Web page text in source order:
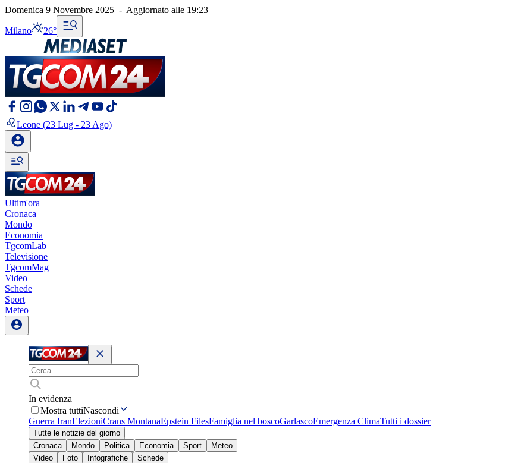
Domenica 9 Novembre 2025 - Aggiornato alle 19:23
Milano 26°
Leone (23 Lug - 23 Ago)
Ultim'ora
Cronaca
Mondo
Economia
TgcomLab
Televisione
TgcomMag
Video
Schede
Sport
Meteo
In evidenza
Mostra tuttiNascondi
Guerra IranElezioniCrans MontanaEpstein FilesFamiglia nel boscoGarlascoEmergenza ClimaTutti i dossier
Tutte le notizie del giorno
Cronaca
Mondo Politica Economia Sport
Meteo
Video
Foto Infografiche
Schede